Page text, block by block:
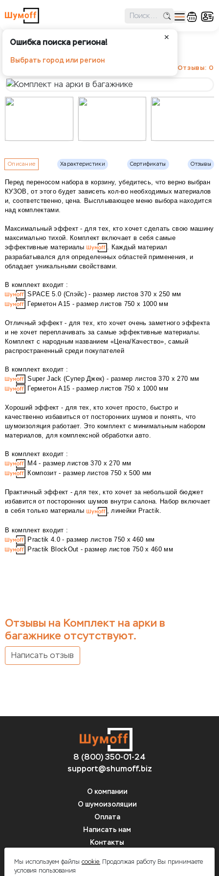
✕
Ошибка поиска региона!
Выбрать город или регион
Отзывы: 0
Описание Характеристики Сертификаты Отзывы
Перед переносом набора в корзину, убедитесь, что верно выбран
КУЗОВ, от этого будет зависеть кол-во необходимых материалов
и, соответственно, цена. Высплывающее меню выбора находится
над комплектами.
Максимальный эффект - для тех, кто хочет сделать свою машину
максимально тихой. Комплект включает в себя самые
эффективные материалы
. Каждый материал
разрабатывался для определенных областей применения, и
обладает уникальными свойствами.
В комплект входит :
SPACE 5.0 (Спэйс) - размер листов 370 х 250 мм
Герметон А15 - размер листов 750 х 1000 мм
Отличный эффект - для тех, кто хочет очень заметного эффекта
и не хочет переплачивать за самые эффективные материалы.
Комплект с народным названием «Цена/Качество», самый
распространенный среди покупателей
В комплект входит :
Super Jack (Супер Джек) - размер листов 370 х 270 мм
Герметон А15 - размер листов 750 х 1000 мм
Хороший эффект - для тех, кто хочет просто, быстро и
качественно избавиться от посторонних шумов и понять, что
шумоизоляция работает. Это комплект с минимальным набором
материалов, для комплексной обработки авто.
В комплект входит :
М4 - размер листов 370 х 270 мм
Композит - размер листов 750 х 500 мм
Практичный эффект - для тех, кто хочет за небольшой бюджет
избавится от посторонних шумов внутри салона. Набор включает
в себя только материалы
, линейки Practik.
В комплект входит :
Practik 4.0 - размер листов 750 х 460 мм
Practik BlockOut - размер листов 750 х 460 мм
Отзывы на Комплект на арки в
багажнике отсутствуют.
Написать отзыв
8 (800) 350-01-24
support@shumoff.biz
О компании
О шумоизоляции
Оплата
Написать нам
Контакты
Мы используем файлы cookie.Продолжая работу Вы принимаете
условия пользования